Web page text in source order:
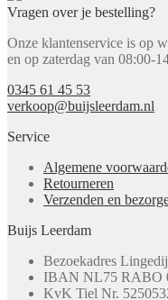
Vragen over je bestelling?
Onze klantenservice is op
en op zaterdag van 08:00-
0345 61 45 53
verkoop@buijsleerdam.nl
Service
Algemene
Retourneren
Verzenden en
Buijs Leerdam
Bezoekadres
IBAN NL75 RABO
KvK Tiel Nr.